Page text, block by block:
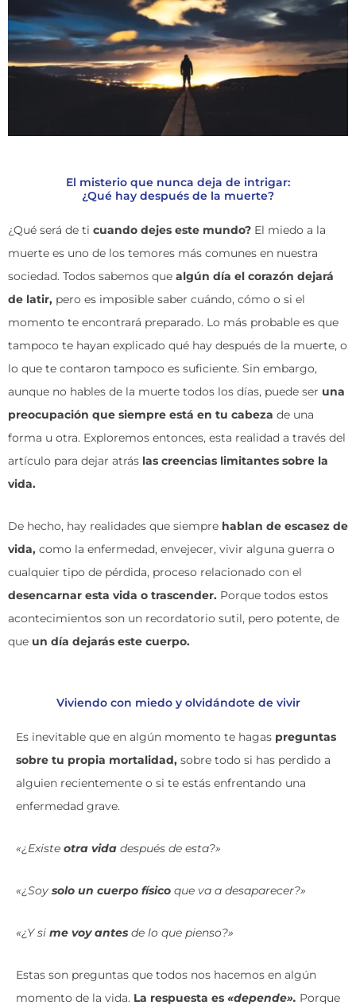
El misterio que nunca deja de intrigar:
¿Qué hay después de la muerte?
¿Qué será de ti cuando dejes este mundo? El miedo a la
muerte es uno de los temores más comunes en nuestra
sociedad. Todos sabemos que algún día el corazón dejará
de latir, pero es imposible saber cuándo, cómo o si el
momento te encontrará preparado. Lo más probable es que
tampoco te hayan explicado qué hay después de la muerte, o
lo que te contaron tampoco es suficiente. Sin embargo,
aunque no hables de la muerte todos los días, puede ser una
preocupación que siempre está en tu cabeza de una
forma u otra. Exploremos entonces, esta realidad a través del
artículo para dejar atrás las creencias limitantes sobre la
vida.
De hecho, hay realidades que siempre hablan de escasez de
vida, como la enfermedad, envejecer, vivir alguna guerra o
cualquier tipo de pérdida, proceso relacionado con el
desencarnar esta vida o trascender. Porque todos estos
acontecimientos son un recordatorio sutil, pero potente, de
que un día dejarás este cuerpo.
Viviendo con miedo y olvidándote de vivir
Es inevitable que en algún momento te hagas preguntas
sobre tu propia mortalidad, sobre todo si has perdido a
alguien recientemente o si te estás enfrentando una
enfermedad grave.
«¿Existe otra vida después de esta?»
«¿Soy solo un cuerpo físico que va a desaparecer?»
«¿Y si me voy antes de lo que pienso?»
Estas son preguntas que todos nos hacemos en algún
momento de la vida. La respuesta es «depende». Porque